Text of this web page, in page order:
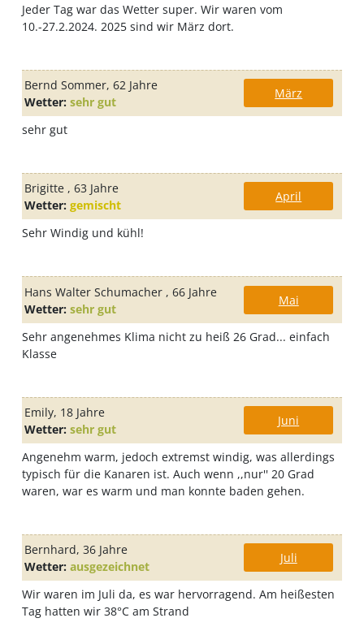
Jeder Tag war das Wetter super. Wir waren vom
10.-27.2.2024. 2025 sind wir März dort.
Bernd Sommer, 62 Jahre
März
Wetter: sehr gut
sehr gut
Brigitte , 63 Jahre
April
Wetter: gemischt
Sehr Windig und kühl!
Hans Walter Schumacher , 66 Jahre
Mai
Wetter: sehr gut
Sehr angenehmes Klima nicht zu heiß 26 Grad... einfach
Klasse
Emily, 18 Jahre
Juni
Wetter: sehr gut
Angenehm warm, jedoch extremst windig, was allerdings
typisch für die Kanaren ist. Auch wenn ,,nur'' 20 Grad
waren, war es warm und man konnte baden gehen.
Bernhard, 36 Jahre
Juli
Wetter: ausgezeichnet
Wir waren im Juli da, es war hervorragend. Am heißesten
Tag hatten wir 38°C am Strand